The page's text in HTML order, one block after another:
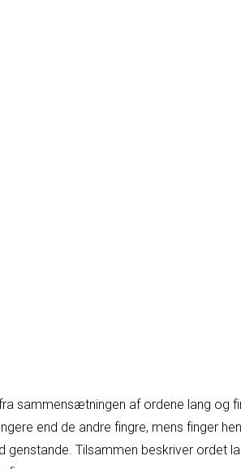
sammensætningen af ordene lang og
end de andre fingre, mens finger
genstande. Tilsammen beskriver ordet